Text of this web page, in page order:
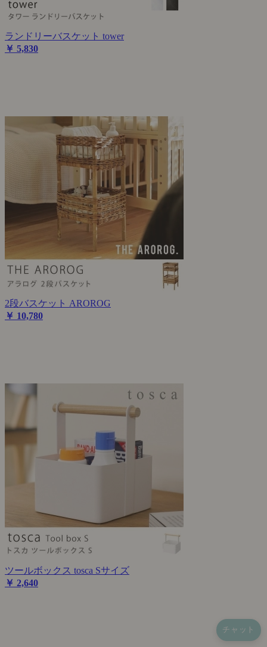
ランドリーバスケット tower
￥ 5,830
2段バスケット AROROG
￥ 10,780
ツールボックス tosca Sサイズ
￥ 2,640
チャット